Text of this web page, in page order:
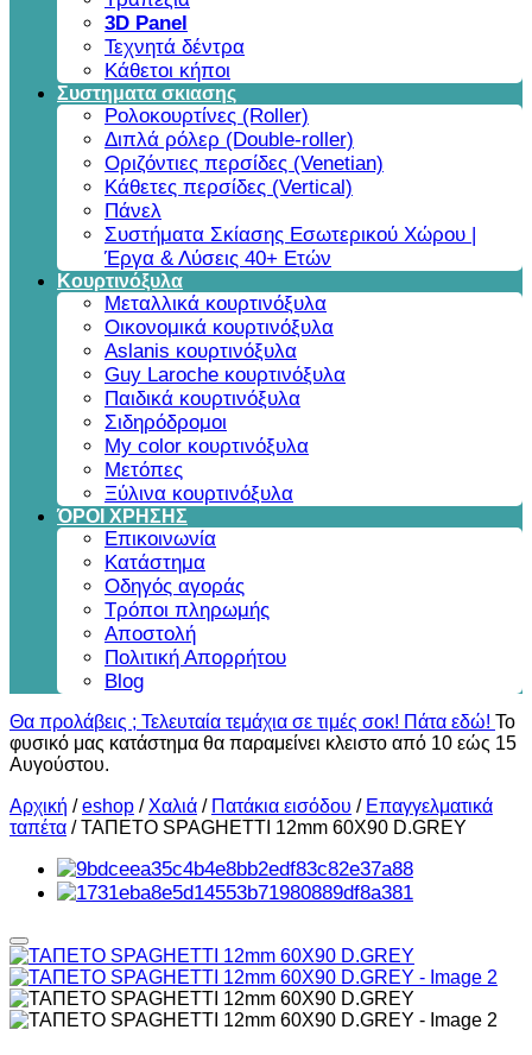
3D Panel
Τεχνητά δέντρα
Κάθετοι κήποι
Συστηματα σκιασης
Ρολοκουρτίνες (Roller)
Διπλά ρόλερ (Double-roller)
Οριζόντιες περσίδες (Venetian)
Κάθετες περσίδες (Vertical)
Πάνελ
Συστήματα Σκίασης Εσωτερικού Χώρου |
Έργα & Λύσεις 40+ Ετών
Κουρτινόξυλα
Μεταλλικά κουρτινόξυλα
Οικονομικά κουρτινόξυλα
Aslanis κουρτινόξυλα
Guy Laroche κουρτινόξυλα
Παιδικά κουρτινόξυλα
Σιδηρόδρομοι
My color κουρτινόξυλα
Μετόπες
Ξύλινα κουρτινόξυλα
ΌΡΟΙ ΧΡΗΣΗΣ
Επικοινωνία
Κατάστημα
Οδηγός αγοράς
Τρόποι πληρωμής
Αποστολή
Πολιτική Απορρήτου
Blog
Θα προλάβεις ; Τελευταία τεμάχια σε τιμές σοκ! Πάτα εδώ! Το
φυσικό μας κατάστημα θα παραμείνει κλειστο από 10 εώς 15
Αυγούστου.
Αρχική /eshop / Χαλιά / Πατάκια εισόδου / Επαγγελματικά
ταπέτα /ΤΑΠΕΤΟ SPAGHETTI 12mm 60X90 D.GREY